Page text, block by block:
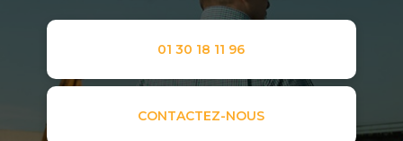
01 30 18 11 96
CONTACTEZ-NOUS